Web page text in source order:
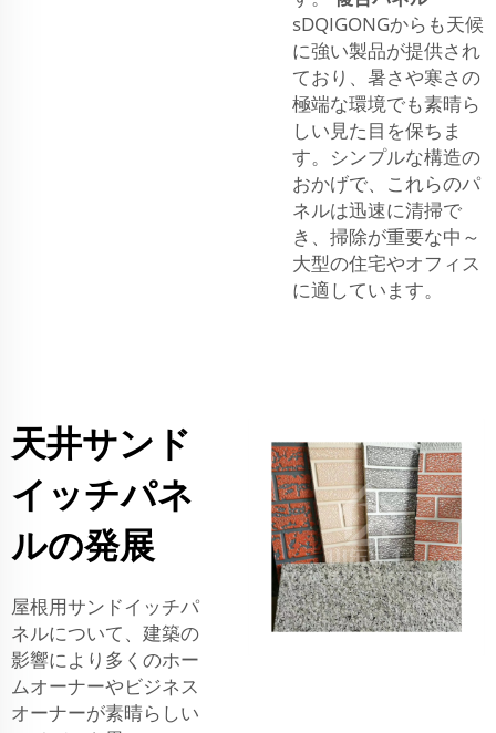
sDQIGONGからも天候
に強い製品が提供され
ており、暑さや寒さの
極端な環境でも素晴ら
しい見た目を保ちま
す。シンプルな構造の
おかげで、これらのパ
ネルは迅速に清掃で
き、掃除が重要な中～
大型の住宅やオフィス
に適しています。
天井サンド
イッチパネ
ルの発展
屋根用サンドイッチパ
ネルについて、建築の
影響により多くのホー
ムオーナーやビジネス
オーナーが素晴らしい